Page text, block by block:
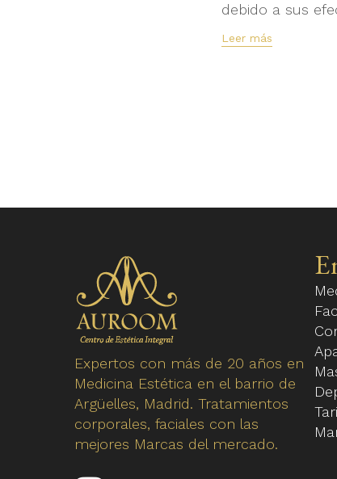
debido a sus
Leer más
Expertos con más de 20 años en
Medicina Estética en el barrio de
Argüelles, Madrid. Tratamientos
corporales, faciales con las
mejores Marcas del mercado.